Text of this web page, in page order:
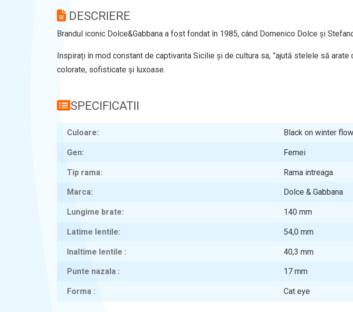
DESCRIERE
Brandul iconic Dolce&Gabbana a fost fondat în 1985, când Domenico Dolce și
Inspirați în mod constant de captivanta Sicilie și de cultura sa, ”ajută stelele să
colorate, sofisticate și luxoase.
SPECIFICATII
Culoare Black on winter
Gen Femei
Tip rama Rama intreaga
Marca Dolce & Gabbana
Lungime brate 140mm
Latime lentile 54,0mm
Inaltime lentile 40,3mm
Punte nazala 17mm
Forma Cat eye